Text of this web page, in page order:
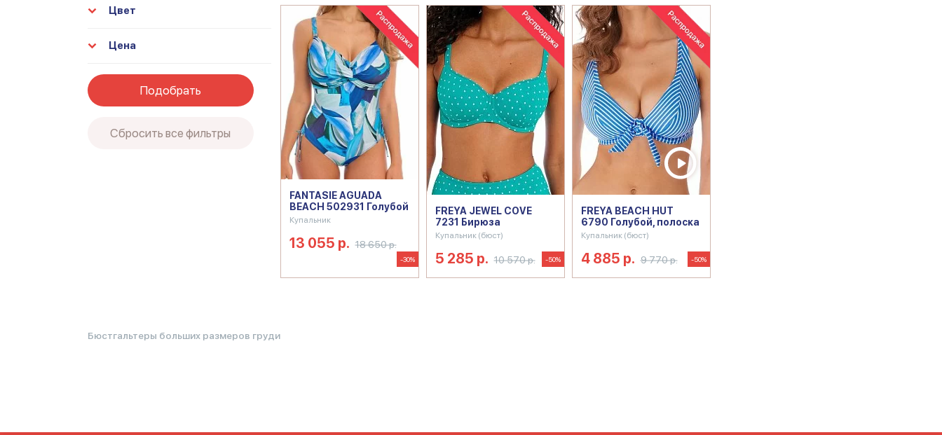
Цвет
Цена
Подобрать
Сбросить все фильтры
FANTASIE AGUADA
BEACH 502931 Голубой
Купальник
13 055 р. 18 650 р.
-30%
FREYA JEWEL COVE
7231 Бирюза
Купальник (бюст)
5 285 р. 10 570 р. -50%
FREYA BEACH HUT
6790 Голубой, полоска
Купальник (бюст)
4 885 р. 9 770 р. -50%
Бюстгальтеры больших размеров груди